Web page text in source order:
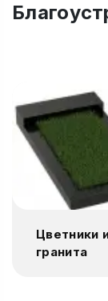
Цветники
гранита